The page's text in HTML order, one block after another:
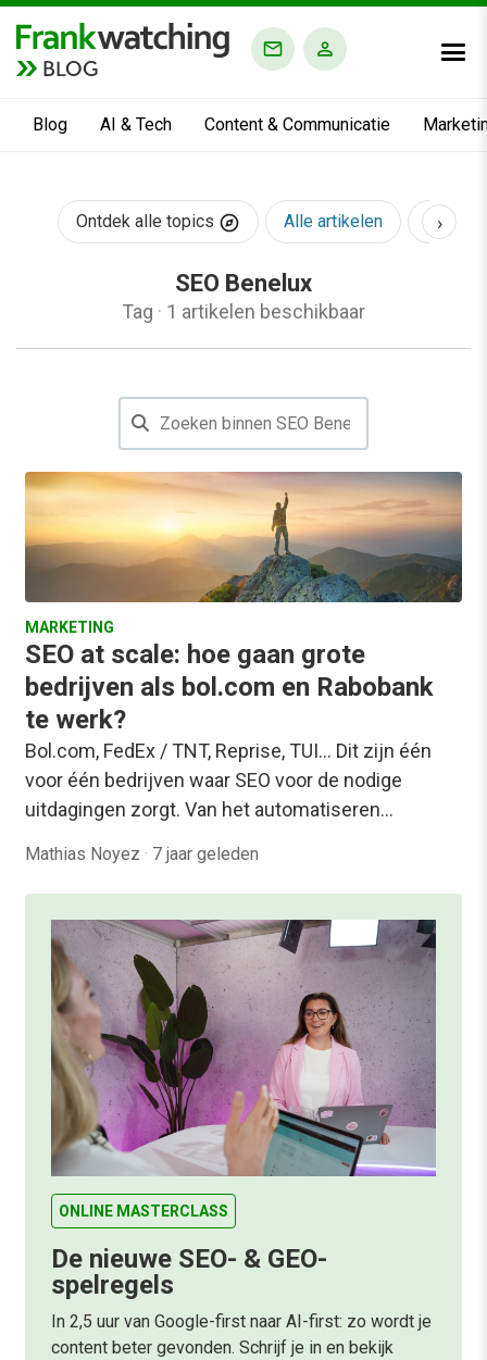
BLOG
Blog AI & Tech Content & Communicatie
Ontdek alle topics Alle artikelen AI &
›
SEO Benelux
Tag · 1 artikelen beschikbaar
MARKETING
SEO at scale: hoe gaan grote
bedrijven als bol.com en Rabobank
te werk?
Bol.com, FedEx / TNT, Reprise, TUI... Dit zijn één
voor één bedrijven waar SEO voor de nodige
uitdagingen zorgt. Van het automatiseren…
Mathias Noyez · 7 jaar geleden
ONLINE MASTERCLASS
De nieuwe SEO- & GEO-
spelregels
In 2,5 uur van Google-first naar AI-first: zo wordt je
content beter gevonden. Schrijf je in en bekijk